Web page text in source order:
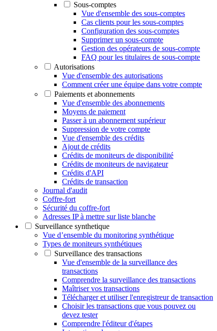
Sous-comptes
Vue d'ensemble des sous-comptes
Cas clients pour les sous-comptes
Configuration des sous-comptes
Supprimer un sous-compte
Gestion des opérateurs de sous-compte
FAQ pour les titulaires de sous-compte
Autorisations
Vue d'ensemble des autorisations
Comment créer une équipe dans votre compte
Paiements et abonnements
Vue d'ensemble des abonnements
Moyens de paiement
Passer à un abonnement supérieur
Suppression de votre compte
Vue d'ensemble des crédits
Ajout de crédits
Crédits de moniteurs de disponibilité
Crédits de moniteurs de navigateur
Crédits d'API
Crédits de transaction
Journal d'audit
Coffre-fort
Sécurité du coffre-fort
Adresses IP à mettre sur liste blanche
Surveillance synthetique
Vue d’ensemble du monitoring synthétique
Types de moniteurs synthétiques
Surveillance des transactions
Vue d'ensemble de la surveillance des
transactions
Comprendre la surveillance des transactions
Maîtriser vos transactions
Télécharger et utiliser l'enregistreur de transaction
Choisir les transactions que vous pouvez ou
devez tester
Comprendre l'éditeur d'étapes